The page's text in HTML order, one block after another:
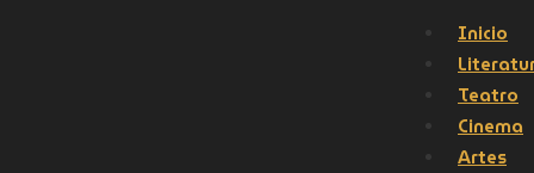
Inicio
Teatro
Cinema
Artes